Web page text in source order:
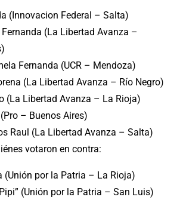
(Innovacion Federal – Salta)
Fernanda (La Libertad Avanza –
Fernanda (UCR – Mendoza)
(La Libertad Avanza – Río Negro)
(La Libertad Avanza – La Rioja)
– Buenos Aires)
Raul (La Libertad Avanza – Salta)
votaron en contra:
(Unión por la Patria – La Rioja)
(Unión por la Patria – San Luis)